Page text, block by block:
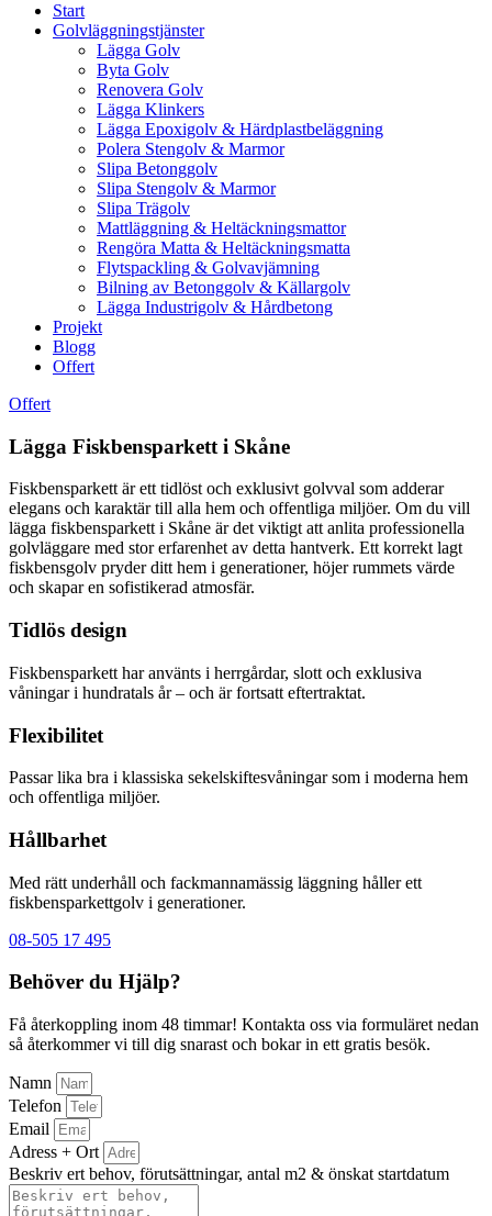
Start
Golvläggningstjänster
Lägga Golv
Byta Golv
Renovera Golv
Lägga Klinkers
Lägga Epoxigolv & Härdplastbeläggning
Polera Stengolv & Marmor
Slipa Betonggolv
Slipa Stengolv & Marmor
Slipa Trägolv
Mattläggning & Heltäckningsmattor
Rengöra Matta & Heltäckningsmatta
Flytspackling & Golvavjämning
Bilning av Betonggolv & Källargolv
Lägga Industrigolv & Hårdbetong
Projekt
Blogg
Offert
Offert
Lägga Fiskbensparkett i Skåne
Fiskbensparkett är ett tidlöst och exklusivt golvval som adderar
elegans och karaktär till alla hem och offentliga miljöer. Om du vill
lägga fiskbensparkett i Skåne är det viktigt att anlita professionella
golvläggare med stor erfarenhet av detta hantverk. Ett korrekt lagt
fiskbensgolv pryder ditt hem i generationer, höjer rummets värde
och skapar en sofistikerad atmosfär.
Tidlös design
Fiskbensparkett har använts i herrgårdar, slott och exklusiva
våningar i hundratals år – och är fortsatt eftertraktat.
Flexibilitet
Passar lika bra i klassiska sekelskiftesvåningar som i moderna hem
och offentliga miljöer.
Hållbarhet
Med rätt underhåll och fackmannamässig läggning håller ett
fiskbensparkettgolv i generationer.
08-505 17 495
Behöver du Hjälp?
Få återkoppling inom 48 timmar! Kontakta oss via formuläret nedan
så återkommer vi till dig snarast och bokar in ett gratis besök.
Namn
Telefon
Email
Adress + Ort
Beskriv ert behov, förutsättningar, antal m2 & önskat startdatum